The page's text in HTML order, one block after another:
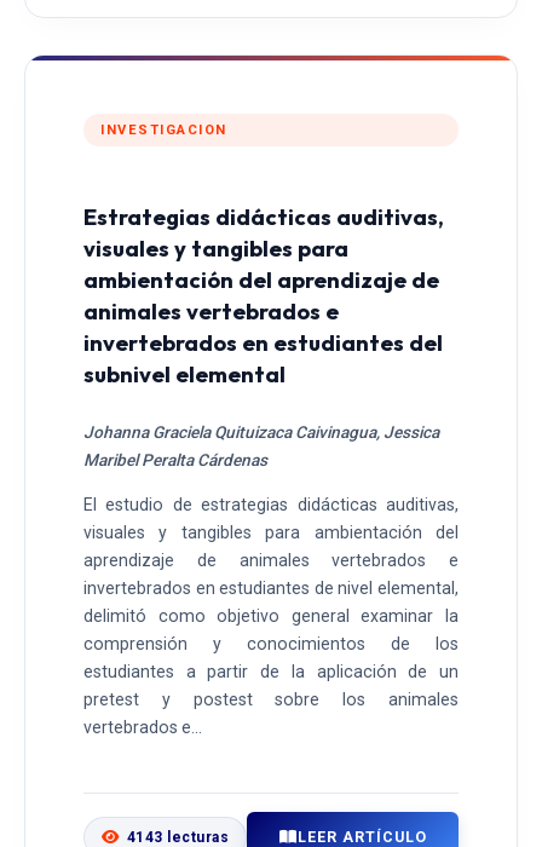
INVESTIGACION
Estrategias didácticas auditivas,
visuales y tangibles para
ambientación del aprendizaje de
animales vertebrados e
invertebrados en estudiantes del
subnivel elemental
Johanna Graciela Quituizaca Caivinagua, Jessica
Maribel Peralta Cárdenas
El estudio de estrategias didácticas auditivas,
visuales y tangibles para ambientación del
aprendizaje de animales vertebrados e
invertebrados en estudiantes de nivel elemental,
delimitó como objetivo general examinar la
comprensión y conocimientos de los
estudiantes a partir de la aplicación de un
pretest y postest sobre los animales
vertebrados e...
4143 lecturas LEER ARTÍCULO